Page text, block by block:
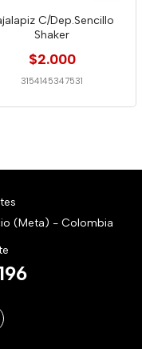
C/Dep.Sencillo
Shaker
$2.000
3154145347531
(Meta) - Colombia